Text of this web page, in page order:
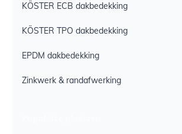
KÖSTER ECB dakbedekking
KÖSTER TPO dakbedekking
EPDM dakbedekking
Zinkwerk & randafwerking